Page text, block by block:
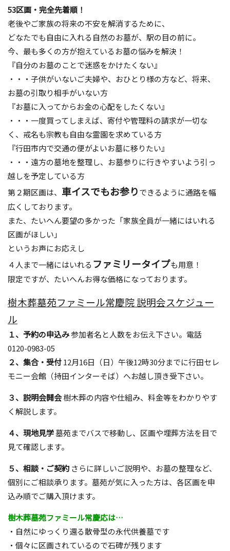
53区画・完全先着順！
老後やご家族の将来の不安を解消するために、
どなたでも自由に入れる自然のお墓が、駅の目の前に。
今、最も多くの方が抱えているお墓の悩みを解決！
『自分のお墓のことで迷惑をかけたくない』
・・・子供がいないご夫婦や、おひとり様の方など、将来、
お墓の引取り相手がいない方
『お墓に入ってからお金の心配をしたくない』
・・・一度買ってしまえば、寄付や管理料の請求が一切な
く、戒名も宗教も自由な霊園を求めている方
『行田市内で交通の便がよいお墓に移りたい』
・・・遠方の墓地を整理し、お墓参りに行きやすいよう引っ
越しを予定している方
第２期区画は、 車イスでもお参りできるように通路を幅
広くしております。
また、たいへん要望の多かった「家族全員が一緒にはいれる
区画がほしい」
というお声にお応えし
４人まで一緒にはいれるファミリータイプも用意！
限定ですが、たいへんお得な価格になっております。
樹木葬墓苑ファミール常慶院 説明会スケジュー
ル
１、予約の申込み参加者名と人数をお伝え下さい。電話
0120-0983-05
２、集合・受付12月16日（日）午後12時30分までに行田セレ
モニー会館（持田インターそば）へお越し頂き受下さい。
３、説明会開会樹木葬の内容や仕組み、料金等をわかりやす
く解説します。
４、現地見学墓苑までバスで移動し、区画や埋葬方法を目で
見て確認します。
５、相談・ご契約 さらに詳しいご説明や、お墓の整理など、
個別にご相談承ります。墓苑が気に入った方は、各区画を申
込み順でご購入頂けます。
樹木葬墓苑ファミール常慶応は…
・自然にゆっくり還る散骨型の永代供養墓です
・個々に区画されているので石碑が残ります